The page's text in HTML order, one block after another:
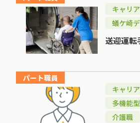
送迎運
キャリ
蟻ケ崎
キャリ
パート職員
多機能
介護職